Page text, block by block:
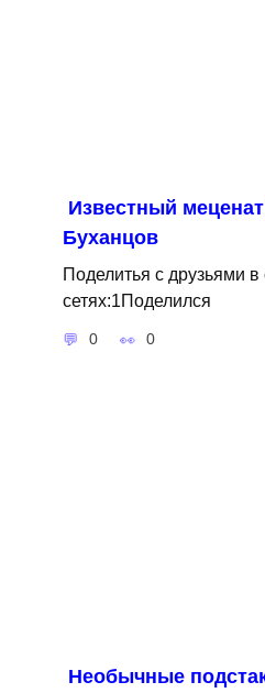
Известный
Буханцов
Поделитья с друзьями
сетях:1Поделился
0 0
Необычные